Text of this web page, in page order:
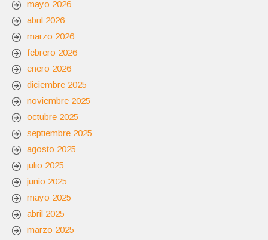
mayo 2026
abril 2026
marzo 2026
febrero 2026
enero 2026
diciembre 2025
noviembre 2025
octubre 2025
septiembre 2025
agosto 2025
julio 2025
junio 2025
mayo 2025
abril 2025
marzo 2025